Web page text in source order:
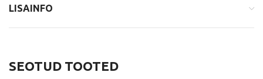
LISAINFO
SEOTUD TOOTED